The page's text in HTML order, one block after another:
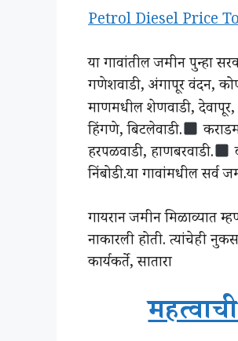
Petrol Diesel Price
या गावांतील जमीन पुन्हा
गणेशवाडी, अंगापूर वंदन,
माणमधील शेणवाडी, देवापूर,
हिंगणे, बिटलेवाडी.
हरपळवाडी, हाणबरवाडी.
निंबोडी.या गावांमधील सर्व
गायरान जमीन मिळाव्यात
नाकारली होती. त्यांचेही
कार्यकर्ते, सातारा